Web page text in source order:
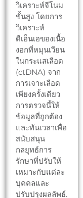
วิเคราะห์จีโนม
ขั้นสูง โดยการ
วิเคราะห์
ดีเอ็นเอของเนื้อ
งอกที่หมุนเวียน
ในกระแสเลือด
(ctDNA) จาก
การเจาะเลือด
เพียงครั้งเดียว
การตรวจนี้ให้
ข้อมูลที่ถูกต้อง
และทันเวลาเพื่อ
สนับสนุน
กลยุทธ์การ
รักษาที่ปรับให้
เหมาะกับแต่ละ
บุคคลและ
ปรับปรุงผลลัพธ์.